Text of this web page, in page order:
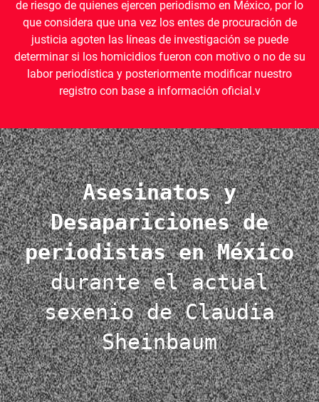
de riesgo de quienes ejercen periodismo en México, por lo
que considera que una vez los entes de procuración de
justicia agoten las líneas de investigación se puede
determinar si los homicidios fueron con motivo o no de su
labor periodística y posteriormente modificar nuestro
registro con base a información oficial.v
Asesinatos y
Desapariciones de
periodistas en México
durante el actual
sexenio de Claudia
Sheinbaum